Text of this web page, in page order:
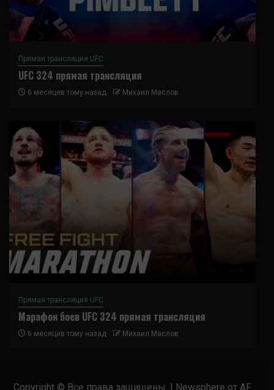
Прямая трансляция UFC
UFC 324 прямая трансляция
6 месяцев тому назад Михаил Маслов
Прямая трансляция UFC
Марафон боев UFC 324 прямая трансляция
6 месяцев тому назад Михаил Маслов
Copyright © Все права защищены. | Newsphere от AF